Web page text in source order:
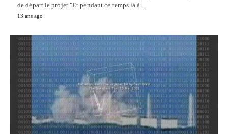
de départ le projet "Et pendant ce temps là à…
13 ans ago